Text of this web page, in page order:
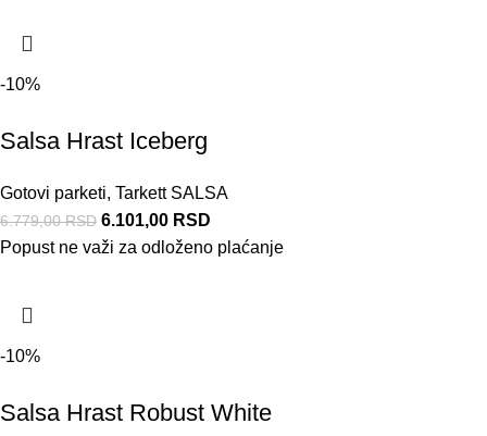
-10%
Salsa Hrast Iceberg
Gotovi parketi, Tarkett SALSA
6.779,00RSD 6.101,00 RSD
Popust ne važi za odloženo plaćanje
-10%
Salsa Hrast Robust White